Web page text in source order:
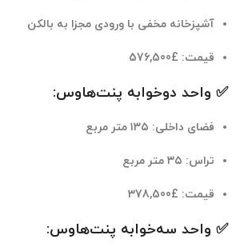
آشپزخانه مخفی با ورودی مجزا به بالکن
قیمت: £576,500
✅ واحد دو‌خوابه پنت‌هاوس:
فضای داخلی: ۱۳۵ متر مربع
تراس: ۳۵ متر مربع
قیمت: £378,500
✅ واحد سه‌خوابه پنت‌هاوس: